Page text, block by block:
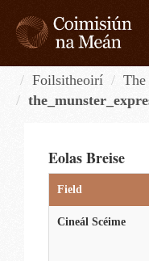
content
Foilsitheoirí
The
Eolas Breise
Field
Cineál Scéime